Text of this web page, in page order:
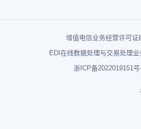
增值电信业务经营许可证
EDI在线数据处理与交易处理
浙ICP备2022019151